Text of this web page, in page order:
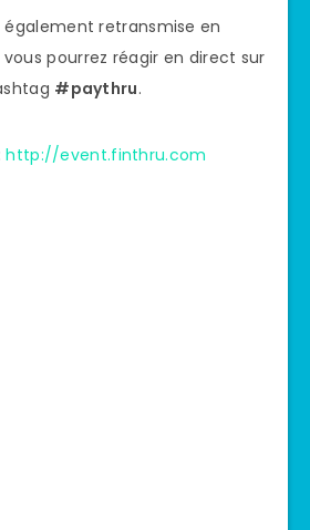
également retransmise en
pourrez réagir en direct sur
#paythru.
http://event.finthru.com